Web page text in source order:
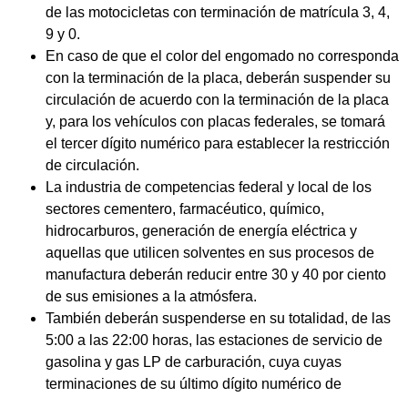
de las motocicletas con terminación de matrícula 3, 4,
9 y 0.
En caso de que el color del engomado no corresponda
con la terminación de la placa, deberán suspender su
circulación de acuerdo con la terminación de la placa
y, para los vehículos con placas federales, se tomará
el tercer dígito numérico para establecer la restricción
de circulación.
La industria de competencias federal y local de los
sectores cementero, farmacéutico, químico,
hidrocarburos, generación de energía eléctrica y
aquellas que utilicen solventes en sus procesos de
manufactura deberán reducir entre 30 y 40 por ciento
de sus emisiones a la atmósfera.
También deberán suspenderse en su totalidad, de las
5:00 a las 22:00 horas, las estaciones de servicio de
gasolina y gas LP de carburación, cuya cuyas
terminaciones de su último dígito numérico de